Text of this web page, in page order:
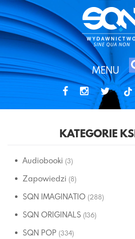
MENU
tiktok
KATEGORIE
Audiobooki (3)
Zapowiedzi (8)
SQN IMAGINATIO (288)
SQN ORIGINALS (136)
SQN POP (334)